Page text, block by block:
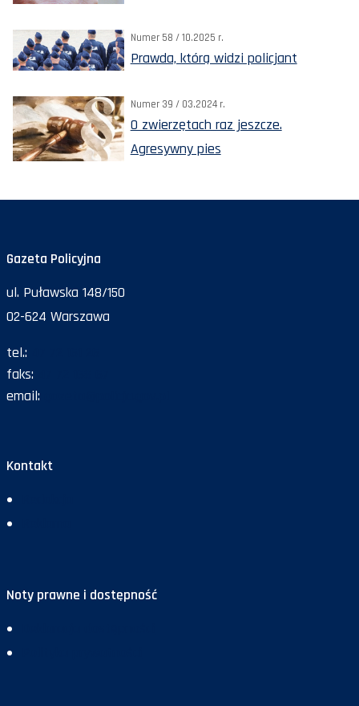
Numer 58 / 10.2025 r.
Prawda, którą widzi policjant
Numer 39 / 03.2024 r.
O zwierzętach raz jeszcze.
Agresywny pies
Gazeta Policyjna
ul. Puławska 148/150
02-624 Warszawa
tel.:
faks:
email:
Kontakt
Noty prawne i dostępność